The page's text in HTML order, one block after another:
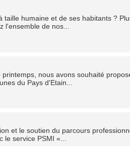
humaine et de ses habitants ?
l'ensemble de nos...
nous avons souhaité
du Pays d'Etain...
et le soutien du parcours
le service PSMI «...